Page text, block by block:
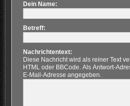
Dein Name:
Betreff:
Nachrichtentext:
Diese Nachricht wird als reiner Text
HTML oder BBCode. Als Antwort-
E-Mail-Adresse angegeben.